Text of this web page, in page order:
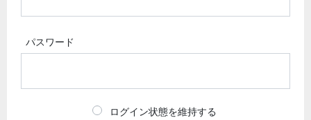
パスワード
ログイン状態を維持する